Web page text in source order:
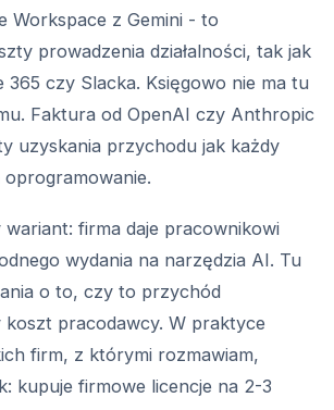
Workspace z Gemini - to
prowadzenia działalności, tak jak
365 czy Slacka. Księgowo nie ma tu
Faktura od OpenAI czy Anthropic
uzyskania przychodu jak każdy
wariant: firma daje pracownikowi
wydania na narzędzia AI. Tu
o to, czy to przychód
pracodawcy. W praktyce
firm, z którymi rozmawiam,
kupuje firmowe licencje na 2-3